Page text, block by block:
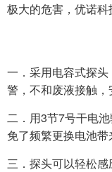
极大的危害，优诺科
一．采用电容式探
警，不和废液接触，
二．用3节7号干电
免了频繁更换电池带
三．探头可以轻松